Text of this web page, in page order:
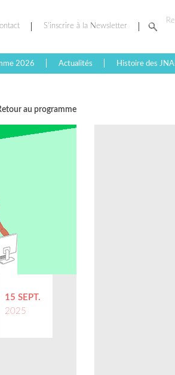
S’inscrire à la Newsletter
2026 Actualités Histoire des JNAI
au programme
15 SEPT.
2025